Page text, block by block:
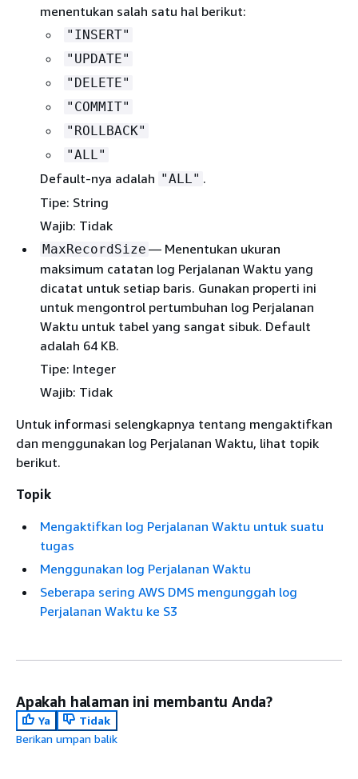
menentukan salah satu hal berikut:
"INSERT"
"UPDATE"
"DELETE"
"COMMIT"
"ROLLBACK"
"ALL"
Default-nya adalah "ALL" .
Tipe: String
Wajib: Tidak
MaxRecordSize — Menentukan ukuran
maksimum catatan log Perjalanan Waktu yang
dicatat untuk setiap baris. Gunakan properti ini
untuk mengontrol pertumbuhan log Perjalanan
Waktu untuk tabel yang sangat sibuk. Default
adalah 64 KB.
Tipe: Integer
Wajib: Tidak
Untuk informasi selengkapnya tentang mengaktifkan
dan menggunakan log Perjalanan Waktu, lihat topik
berikut.
Topik
Mengaktifkan log Perjalanan Waktu untuk suatu
tugas
Menggunakan log Perjalanan Waktu
Seberapa sering AWS DMS mengunggah log
Perjalanan Waktu ke S3
Apakah halaman ini membantu Anda?
Ya
Tidak
Berikan umpan balik